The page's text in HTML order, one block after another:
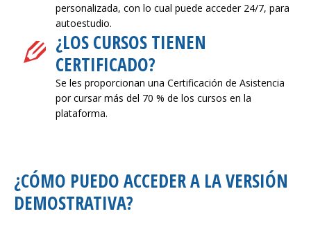
personalizada, con lo cual puede acceder 24/7, para
autoestudio.
¿LOS CURSOS TIENEN
CERTIFICADO?
Se les proporcionan una Certificación de Asistencia
por cursar más del 70 % de los cursos en la
plataforma.
¿CÓMO PUEDO ACCEDER A LA VERSIÓN
DEMOSTRATIVA?